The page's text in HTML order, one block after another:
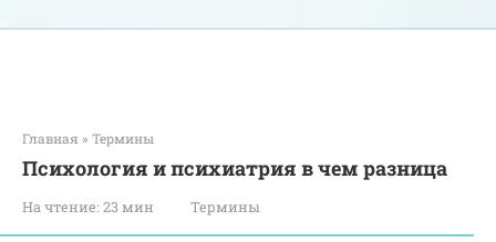
Главная » Термины
Психология и психиатрия в чем разница
На чтение: 23 мин Термины